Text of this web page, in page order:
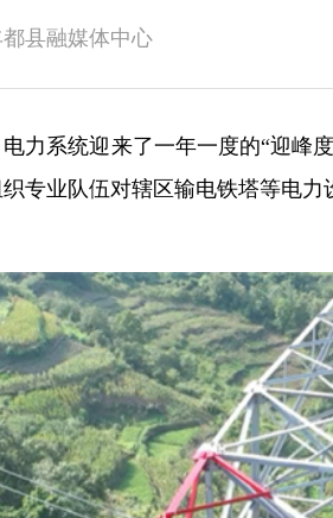
县融媒体中心
力系统迎来了一年一度的“迎峰
专业队伍对辖区输电铁塔等电